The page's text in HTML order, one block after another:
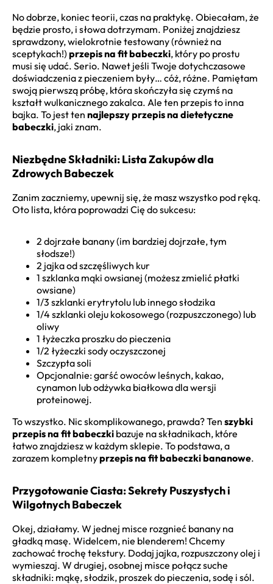
No dobrze, koniec teorii, czas na praktykę. Obiecałam, że
będzie prosto, i słowa dotrzymam. Poniżej znajdziesz
sprawdzony, wielokrotnie testowany (również na
sceptykach!) przepis na fit babeczki, który po prostu
musi się udać. Serio. Nawet jeśli Twoje dotychczasowe
doświadczenia z pieczeniem były… cóż, różne. Pamiętam
swoją pierwszą próbę, która skończyła się czymś na
kształt wulkanicznego zakalca. Ale ten przepis to inna
bajka. To jest ten najlepszy przepis na dietetyczne
babeczki, jaki znam.
Niezbędne Składniki: Lista Zakupów dla
Zdrowych Babeczek
Zanim zaczniemy, upewnij się, że masz wszystko pod ręką.
Oto lista, która poprowadzi Cię do sukcesu:
2 dojrzałe banany (im bardziej dojrzałe, tym
słodsze!)
2 jajka od szczęśliwych kur
1 szklanka mąki owsianej (możesz zmielić płatki
owsiane)
1/3 szklanki erytrytolu lub innego słodzika
1/4 szklanki oleju kokosowego (rozpuszczonego) lub
oliwy
1 łyżeczka proszku do pieczenia
1/2 łyżeczki sody oczyszczonej
Szczypta soli
Opcjonalnie: garść owoców leśnych, kakao,
cynamon lub odżywka białkowa dla wersji
proteinowej.
To wszystko. Nic skomplikowanego, prawda? Ten szybki
przepis na fit babeczki bazuje na składnikach, które
łatwo znajdziesz w każdym sklepie. To podstawa, a
zarazem kompletnyprzepis na fit babeczki bananowe.
Przygotowanie Ciasta: Sekrety Puszystych i
Wilgotnych Babeczek
Okej, działamy. W jednej misce rozgnieć banany na
gładką masę. Widelcem, nie blenderem! Chcemy
zachować trochę tekstury. Dodaj jajka, rozpuszczony olej i
wymieszaj. W drugiej, osobnej misce połącz suche
składniki: mąkę, słodzik, proszek do pieczenia, sodę i sól.